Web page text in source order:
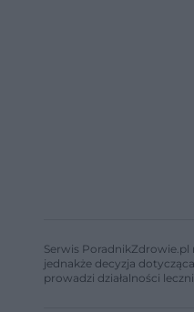
Serwis
jednakże decyzja
prowadzi działalności